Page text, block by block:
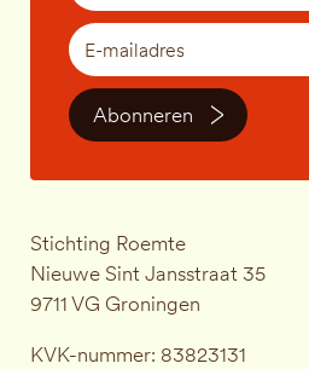
Abonneren
Stichting Roemte
Nieuwe Sint Jansstraat 35
9711 VG Groningen
KVK-nummer: 83823131